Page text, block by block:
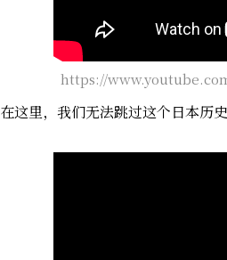
https://
在这里，我们无法跳过这个日本历